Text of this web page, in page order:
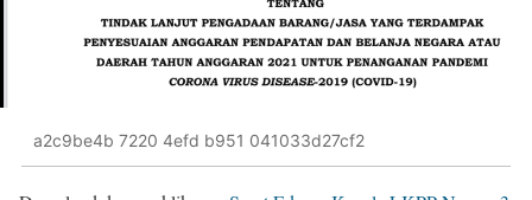
a2c9be4b 7220 4efd b951 041033d27cf2